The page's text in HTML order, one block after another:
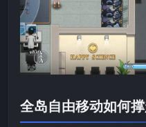
全岛自由移动如何